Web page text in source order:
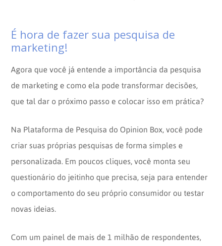
É hora de fazer sua pesquisa de
marketing!
Agora que você já entende a importância da pesquisa
de marketing e como ela pode transformar decisões,
que tal dar o próximo passo e colocar isso em prática?
Na Plataforma de Pesquisa do Opinion Box, você pode
criar suas próprias pesquisas de forma simples e
personalizada. Em poucos cliques, você monta seu
questionário do jeitinho que precisa, seja para entender
o comportamento do seu próprio consumidor ou testar
novas ideias.
Com um painel de mais de 1 milhão de respondentes,